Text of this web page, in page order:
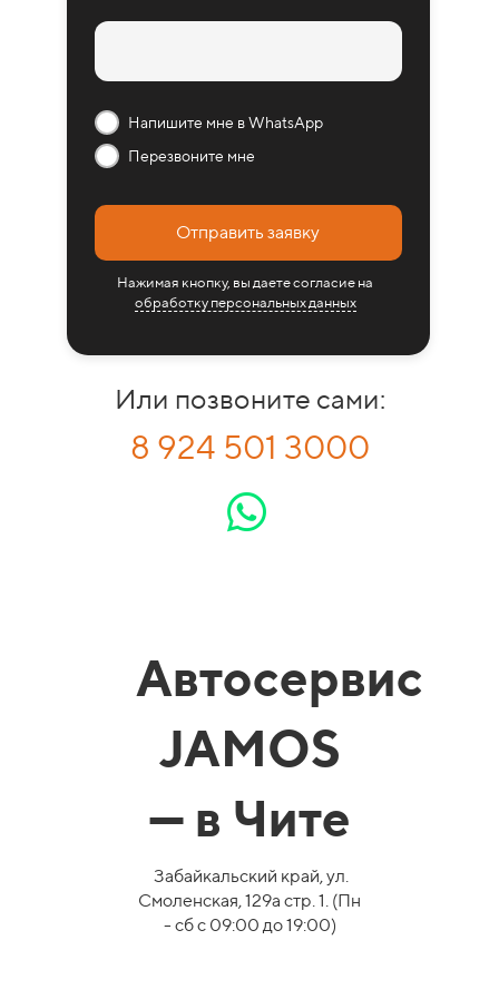
Напишите мне в WhatsApp
Перезвоните мне
Отправить заявку
Нажимая кнопку, вы даете согласие на
обработку персональных данных
Или позвоните сами:
8 924 501 3000
Автосервис
JAMOS
— в Чите
Забайкальский край, ул.
Смоленская, 129а стр. 1. (Пн
- сб с 09:00 до 19:00)